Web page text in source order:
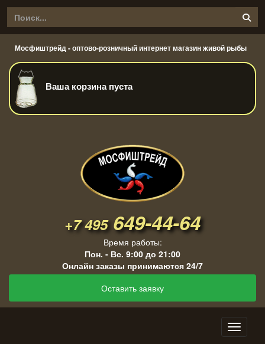
Мосфиштрейд - оптово-розничный интернет магазин живой рыбы
Ваша корзина пуста
+7 495649-44-64
Время работы:
Пон. - Вс. 9:00 до 21:00
Онлайн заказы принимаются 24/7
Оставить заявку